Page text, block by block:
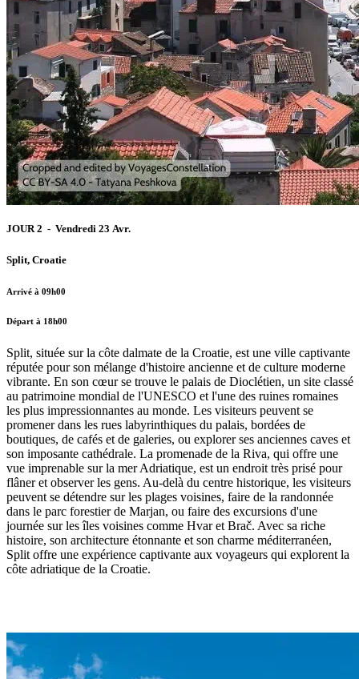
JOUR 2 - Vendredi 23 Avr.
Split, Croatie
Arrivé à 09h00
Départ à 18h00
Split, située sur la côte dalmate de la Croatie, est une ville captivante
réputée pour son mélange d'histoire ancienne et de culture moderne
vibrante. En son cœur se trouve le palais de Dioclétien, un site classé
au patrimoine mondial de l'UNESCO et l'une des ruines romaines
les plus impressionnantes au monde. Les visiteurs peuvent se
promener dans les rues labyrinthiques du palais, bordées de
boutiques, de cafés et de galeries, ou explorer ses anciennes caves et
son imposante cathédrale. La promenade de la Riva, qui offre une
vue imprenable sur la mer Adriatique, est un endroit très prisé pour
flâner et observer les gens. Au-delà du centre historique, les visiteurs
peuvent se détendre sur les plages voisines, faire de la randonnée
dans le parc forestier de Marjan, ou faire des excursions d'une
journée sur les îles voisines comme Hvar et Brač. Avec sa riche
histoire, son architecture étonnante et son charme méditerranéen,
Split offre une expérience captivante aux voyageurs qui explorent la
côte adriatique de la Croatie.